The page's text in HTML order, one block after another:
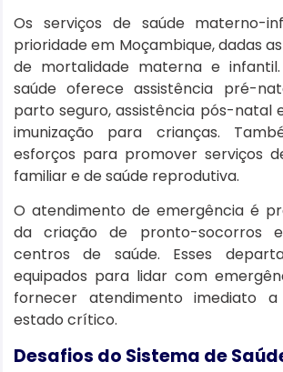
Os serviços de saúde materno-
prioridade em Moçambique, dadas
de mortalidade materna e
saúde oferece assistência pré-
parto seguro, assistência pós-natal
imunização para crianças.
esforços para promover serviços
familiar e de saúde reprodutiva.
O atendimento de emergência é
da criação de pronto-socorros
centros de saúde. Esses
equipados para lidar com
fornecer atendimento imediato
estado crítico.
Desafios do Sistema de